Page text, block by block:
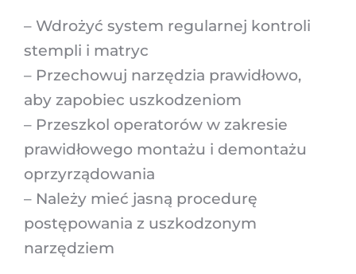
– Wdrożyć system regularnej kontroli
stempli i matryc
– Przechowuj narzędzia prawidłowo,
aby zapobiec uszkodzeniom
– Przeszkol operatorów w zakresie
prawidłowego montażu i demontażu
oprzyrządowania
– Należy mieć jasną procedurę
postępowania z uszkodzonym
narzędziem